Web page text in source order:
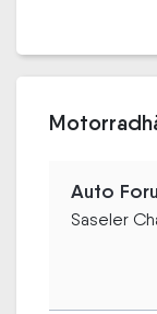
Auto
Saseler